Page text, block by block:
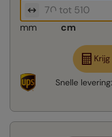
mm cm
Snelle levering: